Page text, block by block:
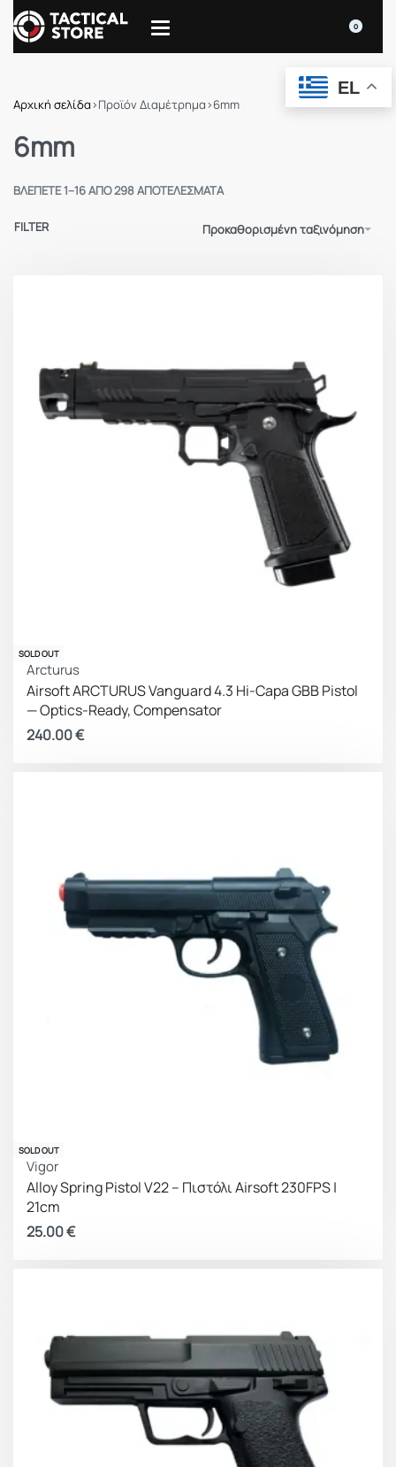
0
Αρχική σελίδα›Προϊόν Διαμέτρημα›6mm
6mm
ΒΛΈΠΕΤΕ 1–16 ΑΠΌ 298 ΑΠΟΤΕΛΈΣΜΑΤΑ
Προκαθορισμένη ταξινόμηση
FILTER
SOLD OUT
Arcturus
Airsoft ARCTURUS Vanguard 4.3 Hi-Capa GBB Pistol
— Optics-Ready, Compensator
240.00€
SOLD OUT
Vigor
Alloy Spring Pistol V22 – Πιστόλι Airsoft 230FPS |
21cm
25.00€
EL